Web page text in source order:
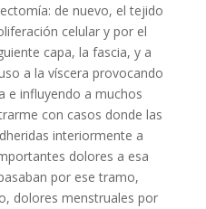
de nuevo, el tejido
celular y por el
capa, la fascia, y a
a la víscera provocando
e influyendo a muchos
con casos donde las
interiormente a
dolores a esa
por ese tramo,
dolores menstruales por